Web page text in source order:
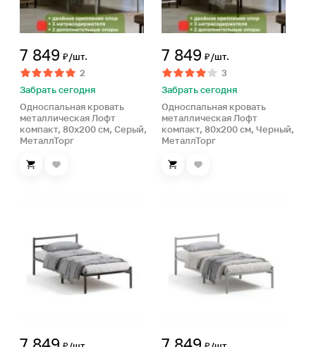
7 849 ₽/шт.
2
Забрать сегодня
Односпальная кровать
металлическая Лофт
компакт, 80х200 см, Серый,
МеталлТорг
7 849 ₽/шт.
3
Забрать сегодня
Односпальная кровать
металлическая Лофт
компакт, 80х200 см, Черный,
МеталлТорг